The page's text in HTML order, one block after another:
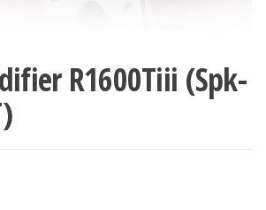
R1600Tiii (Spk-